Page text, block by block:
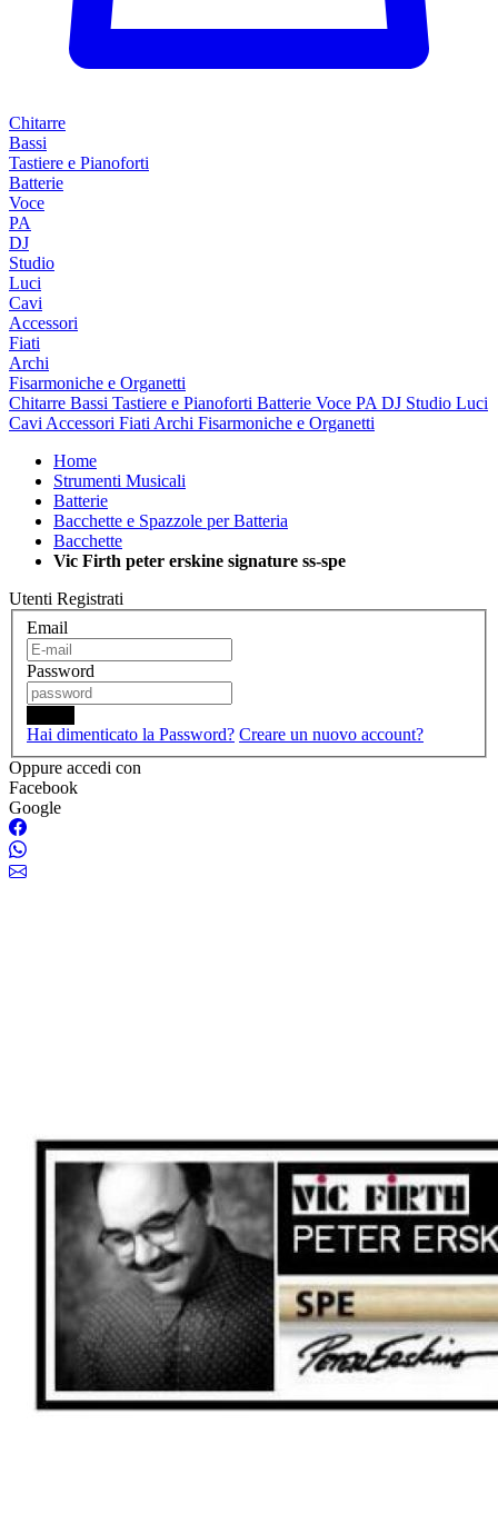
Chitarre
Bassi
Tastiere e Pianoforti
Batterie
Voce
PA
DJ
Studio
Luci
Cavi
Accessori
Fiati
Archi
Fisarmoniche e Organetti
Chitarre Bassi Tastiere e Pianoforti Batterie Voce PA DJ Studio Luci
Cavi Accessori Fiati Archi Fisarmoniche e Organetti
Home
Strumenti Musicali
Batterie
Bacchette e Spazzole per Batteria
Bacchette
Vic Firth peter erskine signature ss-spe
Utenti Registrati
Email
Password
Hai dimenticato la Password? Creare un nuovo account?
Oppure accedi con
Facebook
Google